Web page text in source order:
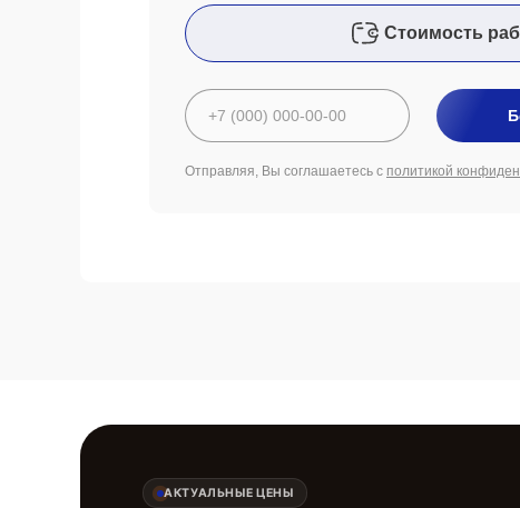
Стоимость
Отправляя, Вы соглашаетесь с политикой
АКТУАЛЬНЫЕ ЦЕНЫ